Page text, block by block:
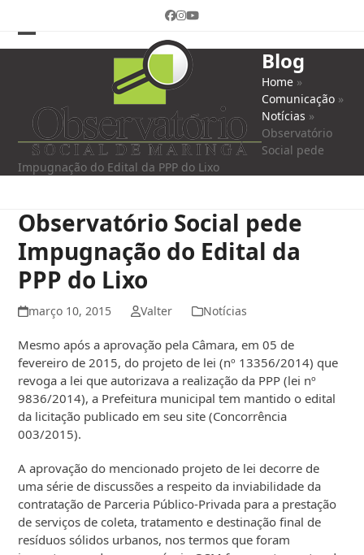
Facebook
Instagram
YouTube
Open
menu
Close
menu
Blog
Home »
Comunicação »
Notícias »
Observatório
Social pede
Impugnação do Edital da PPP do Lixo
Observatório Social pede
Impugnação do Edital da
PPP do Lixo
março 10, 2015 Valter Notícias
Mesmo após a aprovação pela Câmara, em 05 de
fevereiro de 2015, do projeto de lei (nº 13356/2014) que
revoga a lei que autorizava a realização da PPP (lei nº
9836/2014), a Prefeitura municipal tem mantido o edital
da licitação publicado em seu site (Concorrência
003/2015).
A aprovação do mencionado projeto de lei decorre de
uma série de discussões a respeito da inviabilidade da
contratação de Parceria Público-Privada para a prestação
de serviços de coleta, tratamento e destinação final de
resíduos sólidos urbanos, nos termos que foram